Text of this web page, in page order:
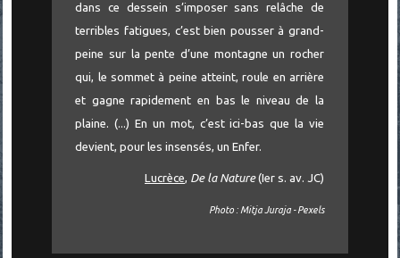
dans ce dessein s’imposer sans relâche de
terribles fatigues, c’est bien pousser à grand-
peine sur la pente d’une montagne un rocher
qui, le sommet à peine atteint, roule en arrière
et gagne rapidement en bas le niveau de la
plaine. (...) En un mot, c’est ici-bas que la vie
devient, pour les insensés, un Enfer.
Lucrèce, De la Nature(Ier s. av. JC)
Photo : Mitja Juraja - Pexels